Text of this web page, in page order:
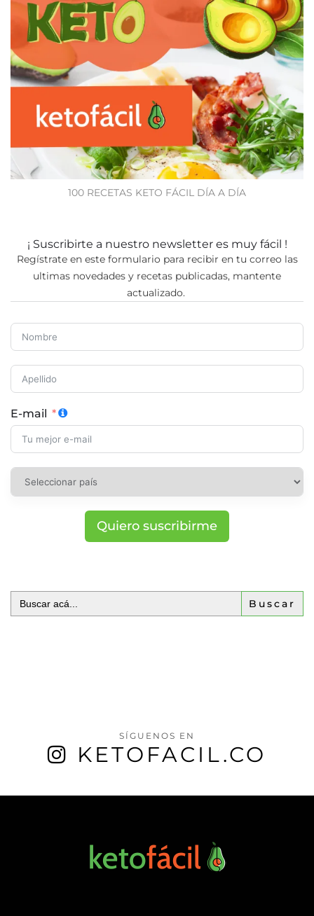
100 RECETAS KETO FÁCIL DÍA A DÍA
¡ Suscribirte a nuestro newsletter es muy fácil !
Regístrate en este formulario para recibir en tu correo las
ultimas novedades y recetas publicadas, mantente
actualizado.
E-mail
Quiero suscribirme
Buscar:
SÍGUENOS EN
KETOFACIL.CO